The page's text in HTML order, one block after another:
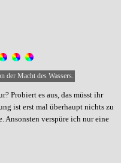
der Macht des Wassers.
Probiert es aus, das müsst ihr
ist erst mal überhaupt nichts zu
Ansonsten verspüre ich nur eine